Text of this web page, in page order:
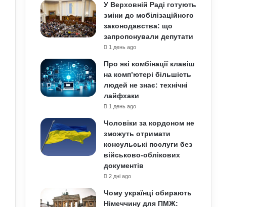
У Верховній Раді готують
зміни до мобілізаційного
законодавства: що
запропонували депутати
1 день ago
Про які комбінації клавіш
на комп’ютері більшість
людей не знає: технічні
лайфхаки
1 день ago
Чоловіки за кордоном не
зможуть отримати
консульські послуги без
військово-облікових
документів
2 дні ago
Чому українці обирають
Німеччину для ПМЖ: